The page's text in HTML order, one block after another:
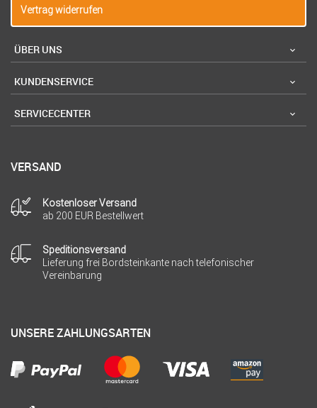
Vertrag widerrufen
ÜBER UNS
KUNDENSERVICE
SERVICECENTER
VERSAND
Kostenloser Versand
ab 200 EUR Bestellwert
Speditionsversand
Lieferung frei Bordsteinkante nach telefonischer
Vereinbarung
UNSERE ZAHLUNGSARTEN